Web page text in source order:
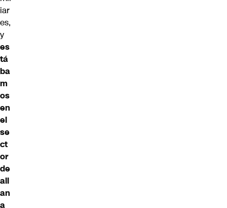
iar
es,
y
es
tá
ba
m
os
en
el
se
ct
or
de
all
an
a